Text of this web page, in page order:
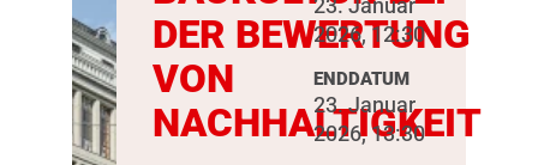
DER BEWERTUNG
VON
NACHHALTIGKEIT
23. Januar
2026, 12:30
ENDDATUM
23. Januar
2026, 13:30